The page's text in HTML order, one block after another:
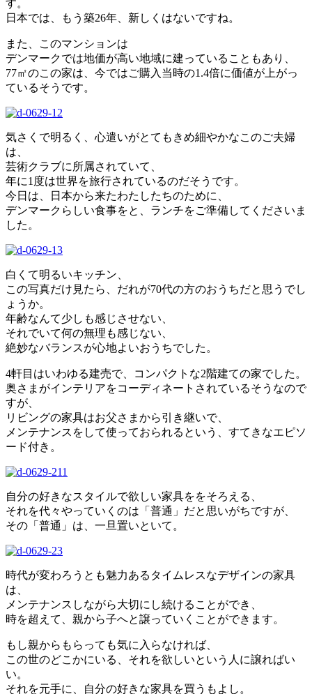
す。
日本では、もう築26年、新しくはないですね。
また、このマンションは
デンマークでは地価が高い地域に建っていることもあり、
77㎡のこの家は、今ではご購入当時の1.4倍に価値が上がっ
ているそうです。
気さくで明るく、心遣いがとてもきめ細やかなこのご夫婦
は、
芸術クラブに所属されていて、
年に1度は世界を旅行されているのだそうです。
今日は、日本から来たわたしたちのために、
デンマークらしい食事をと、ランチをご準備してくださいま
した。
白くて明るいキッチン、
この写真だけ見たら、だれが70代の方のおうちだと思うでし
ょうか。
年齢なんて少しも感じさせない、
それでいて何の無理も感じない、
絶妙なバランスが心地よいおうちでした。
4軒目はいわゆる建売で、コンパクトな2階建ての家でした。
奥さまがインテリアをコーディネートされているそうなので
すが、
リビングの家具はお父さまから引き継いで、
メンテナンスをして使っておられるという、すてきなエピソ
ード付き。
自分の好きなスタイルで欲しい家具ををそろえる、
それを代々やっていくのは「普通」だと思いがちですが、
その「普通」は、一旦置いといて。
時代が変わろうとも魅力あるタイムレスなデザインの家具
は、
メンテナンスしながら大切にし続けることができ、
時を超えて、親から子へと譲っていくことができます。
もし親からもらっても気に入らなければ、
この世のどこかにいる、それを欲しいという人に譲ればい
い。
それを元手に、自分の好きな家具を買うもよし。